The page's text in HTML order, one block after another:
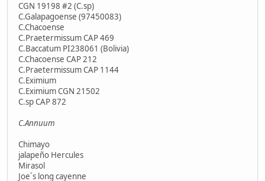
CGN 19198 #2 (C.sp)
C.Galapagoense (97450083)
C.Chacoense
C.Praetermissum CAP 469
C.Baccatum PI238061 (Bolivia)
C.Chacoense CAP 212
C.Praetermissum CAP 1144
C.Eximium
C.Eximium CGN 21502
C.sp CAP 872
C.Annuum
Chimayo
jalapeño Hercules
Mirasol
Joe´s long cayenne